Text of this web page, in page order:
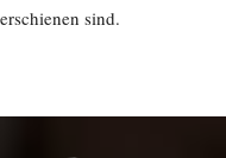
sind.